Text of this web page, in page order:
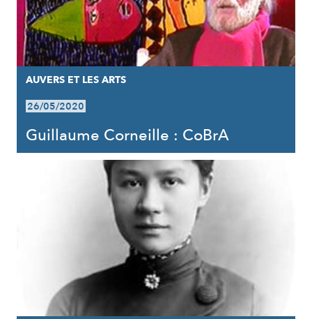
AUVERS ET LES ARTS
26/05/2020
Guillaume Corneille : CoBrA